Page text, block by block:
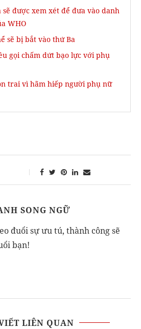
được xem xét để đưa vào danh
WHO
sẽ bị bắt vào thứ Ba
gọi chấm dứt bạo lực với phụ
trai vì hãm hiếp người phụ nữ
SONG NGỮ
đuổi sự ưu tú, thành công sẽ
bạn!
LIÊN QUAN